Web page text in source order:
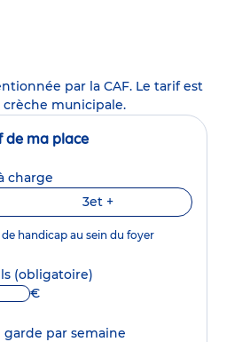
par la CAF. Le tarif est
municipale.
de ma place
charge
3et +
handicap au sein du foyer
(obligatoire)
€
par semaine